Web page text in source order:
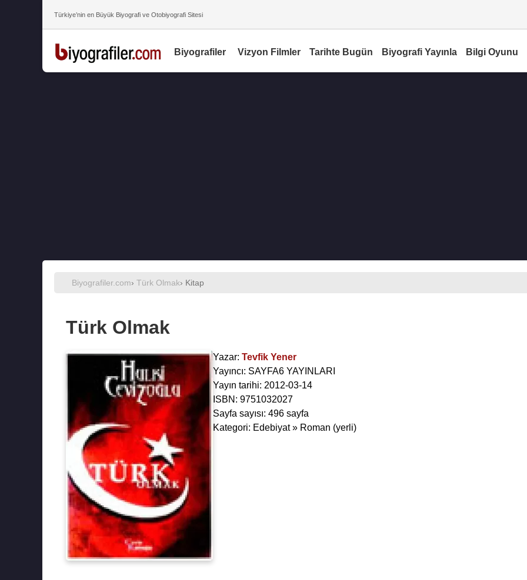
Türkiye’nin en Büyük Biyografi ve Otobiyografi Sitesi
Biyografiler Vizyon Filmler Tarihte Bugün Biyografi Yayınla Bilgi Oyunu
Biyografiler.com› Türk Olmak› Kitap
Türk Olmak
Yazar: Tevfik Yener
Yayıncı: SAYFA6 YAYINLARI
Yayın tarihi: 2012-03-14
ISBN: 9751032027
Sayfa sayısı: 496 sayfa
Kategori: Edebiyat » Roman (yerli)